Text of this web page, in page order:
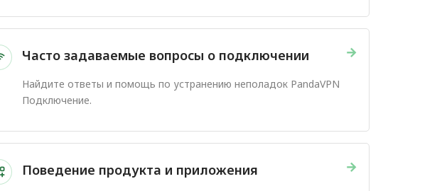
→
Часто задаваемые вопросы о подключении
Найдите ответы и помощь по устранению неполадок PandaVPN
Подключение.
→
Поведение продукта и приложения